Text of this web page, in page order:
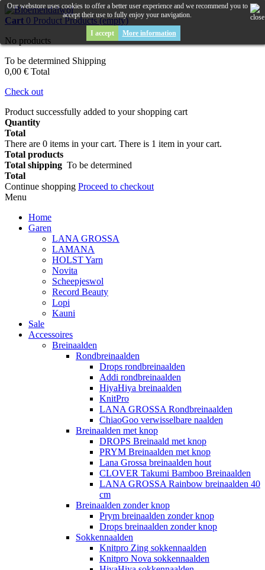
Cart 0 Product Products (empty)
No products
To be determined Shipping
0,00 € Total
Check out
Product successfully added to your shopping cart
Quantity
Total
There are 0 items in your cart. There is 1 item in your cart.
Total products
Total shipping To be determined
Total
Continue shopping Proceed to checkout
Menu
Home
Garen
LANA GROSSA
LAMANA
HOLST Yarn
Novita
Scheepjeswol
Record Beauty
Lopi
Kauni
Sale
Accessoires
Breinaalden
Rondbreinaalden
Drops rondbreinaalden
Addi rondbreinaalden
HiyaHiya breinaalden
KnitPro
LANA GROSSA Rondbreinaalden
ChiaoGoo verwisselbare naalden
Breinaalden met knop
DROPS Breinaald met knop
PRYM Breinaalden met knop
Lana Grossa breinaalden hout
CLOVER Takumi Bamboo Breinaalden
LANA GROSSA Rainbow breinaalden 40
cm
Breinaalden zonder knop
Prym breinaalden zonder knop
Drops breinaalden zonder knop
Sokkennaalden
Knitpro Zing sokkennaalden
Knitpro Nova sokkennaalden
Our webstore uses cookies to offer a better user experience and we recommend you to
accept their use to fully enjoy your navigation.
I accept More information